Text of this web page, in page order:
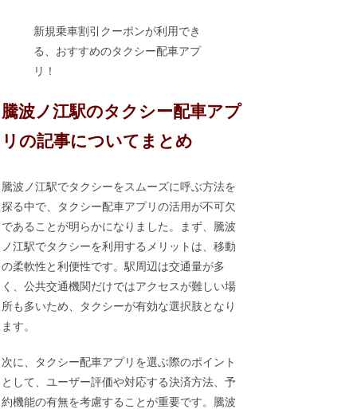
新規乗車割引クーポンが利用でき
る、おすすめのタクシー配車アプ
リ！
騰波ノ江駅のタクシー配車アプ
リの記事についてまとめ
騰波ノ江駅でタクシーをスムーズに呼ぶ方法を
探る中で、タクシー配車アプリの活用が不可欠
であることが明らかになりました。まず、騰波
ノ江駅でタクシーを利用するメリットは、移動
の柔軟性と利便性です。駅周辺は交通量が多
く、公共交通機関だけではアクセスが難しい場
所も多いため、タクシーが有効な選択肢となり
ます。
次に、タクシー配車アプリを選ぶ際のポイント
として、ユーザー評価や対応する決済方法、予
約機能の有無を考慮することが重要です。騰波